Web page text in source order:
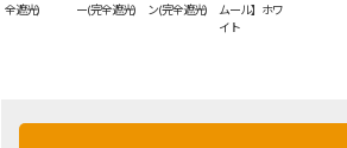
全遮光)
ー(完全遮光)
ン(完全遮光)
ムール】ホワ
イト